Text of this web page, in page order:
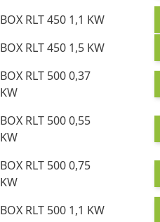
BOX RLT 450 1,1 KW
BOX RLT 450 1,5 KW
BOX RLT 500 0,37
KW
BOX RLT 500 0,55
KW
BOX RLT 500 0,75
KW
BOX RLT 500 1,1 KW